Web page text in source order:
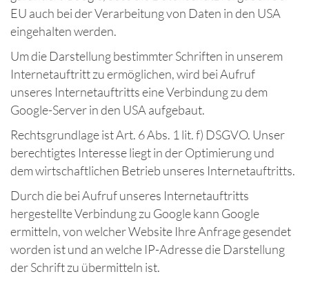
EU auch bei der Verarbeitung von Daten in den USA
eingehalten werden.
Um die Darstellung bestimmter Schriften in unserem
Internetauftritt zu ermöglichen, wird bei Aufruf
unseres Internetauftritts eine Verbindung zu dem
Google-Server in den USA aufgebaut.
Rechtsgrundlage ist Art. 6 Abs. 1 lit. f) DSGVO. Unser
berechtigtes Interesse liegt in der Optimierung und
dem wirtschaftlichen Betrieb unseres Internetauftritts.
Durch die bei Aufruf unseres Internetauftritts
hergestellte Verbindung zu Google kann Google
ermitteln, von welcher Website Ihre Anfrage gesendet
worden ist und an welche IP-Adresse die Darstellung
der Schrift zu übermitteln ist.